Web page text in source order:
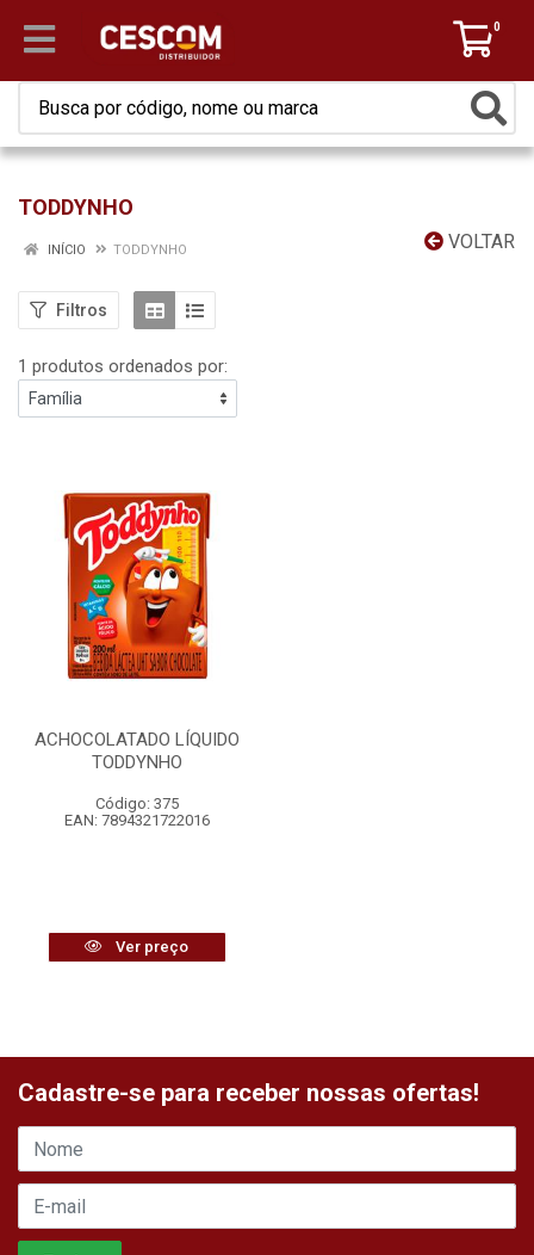
0
TODDYNHO
VOLTAR
INÍCIO TODDYNHO
Filtros
1 produtos ordenados por:
ACHOCOLATADO LÍQUIDO
TODDYNHO
Código: 375
EAN: 7894321722016
Ver preço
Cadastre-se para receber nossas ofertas!